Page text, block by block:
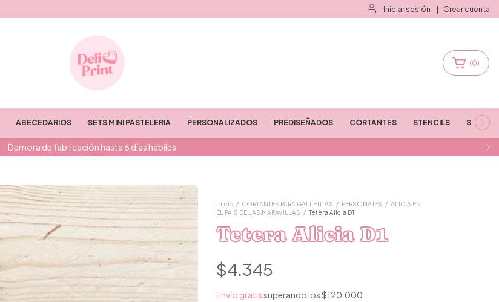
Iniciar sesión Crear cuenta
Demora de fabricación hasta 6 días hábiles
(0)
ABECEDARIOS SETS MINI PASTELERIA PERSONALIZADOS PREDISEÑADOS CORTANTES STENCILS STAMPS
Inicio / CORTANTES PARA GALLETITAS / PERSONAJES / ALICIA EN
EL PAIS DE LAS MARAVILLAS / Tetera Alicia D1
Tetera Alicia D1
$4.345
Envío gratissuperando los$120.000